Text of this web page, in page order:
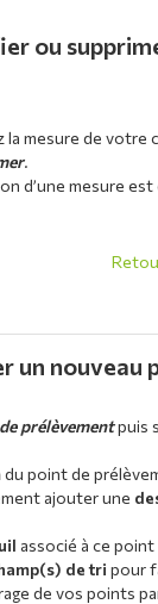
ou
la mesure de votre
.
d’une mesure
un nouveau
prélèvementpuis
du point de
ajouter une
associé à ce
de tri pour
de vos points